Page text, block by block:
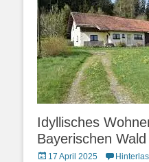
Idyllisches
Bayerischen Wald
Posted
17 April 2025